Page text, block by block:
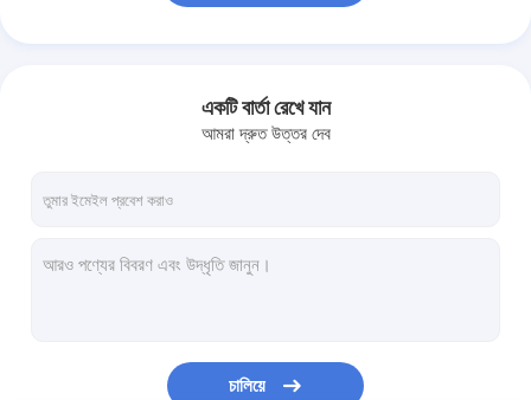
একটি বার্তা রেখে যান
আমরা দ্রুত উত্তর দেব
চালিয়ে